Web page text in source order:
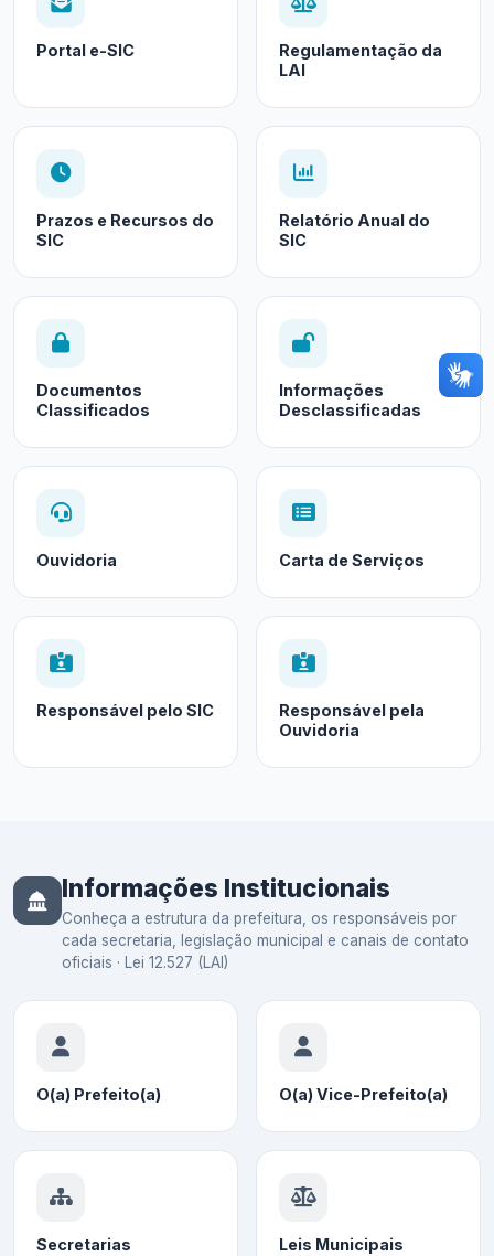
Portal e-SIC
Regulamentação da
LAI
Prazos e Recursos do
SIC
Relatório Anual do
SIC
Documentos
Classificados
Informações
Desclassificadas
Ouvidoria Carta de Serviços
Responsável pelo SIC
Responsável pela
Ouvidoria
Informações Institucionais
Conheça a estrutura da prefeitura, os responsáveis por
cada secretaria, legislação municipal e canais de contato
oficiais · Lei 12.527 (LAI)
O(a) Prefeito(a) O(a) Vice-Prefeito(a)
Secretarias Leis Municipais